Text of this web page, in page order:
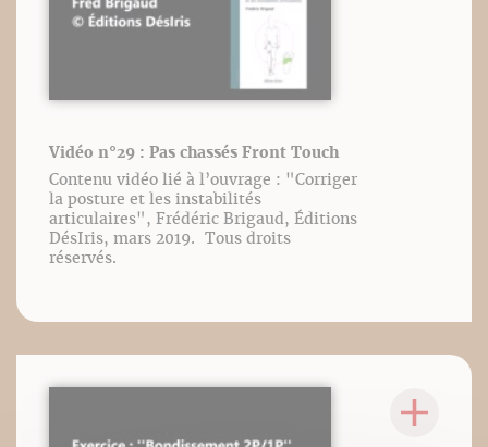
Vidéo n°29 : Pas chassés Front Touch
Contenu vidéo lié à l’ouvrage : "Corriger
la posture et les instabilités
articulaires", Frédéric Brigaud, Éditions
DésIris, mars 2019. Tous droits
réservés.